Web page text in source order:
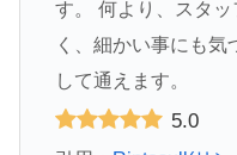
す。 何より、スタ
く、細かい事にも
して通えます。
5.0